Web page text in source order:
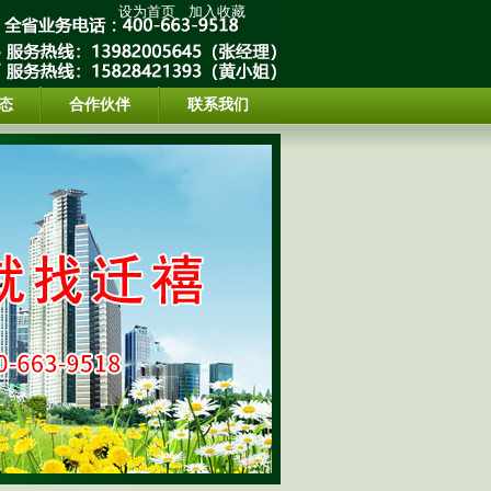
设为首页 加入收藏
合作伙伴 联系我们